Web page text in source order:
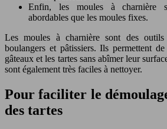
Enfin, les moules à charnière
abordables que les moules fixes.
Les moules à charnière sont des
boulangers et pâtissiers. Ils permettent
gâteaux et les tartes sans abîmer leur
sont également très faciles à nettoyer.
Pour faciliter le
des tartes